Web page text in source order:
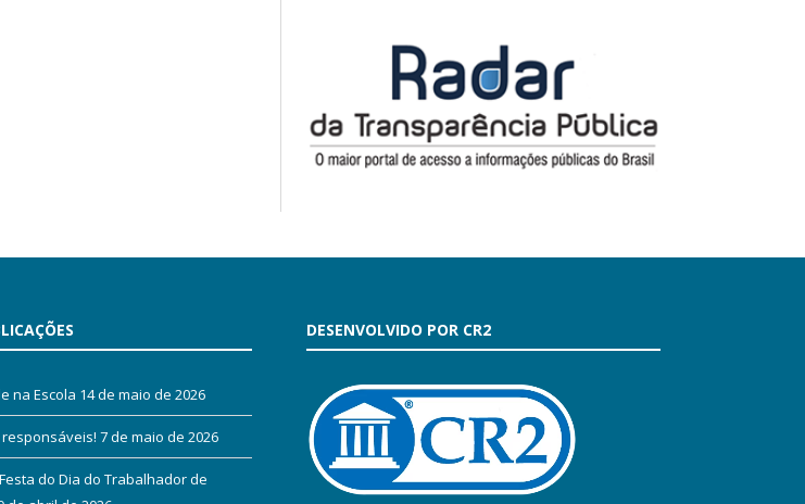
na Escola 14 de maio de 2026
7 de maio de 2026
do Dia do Trabalhador de
DESENVOLVIDO POR CR2